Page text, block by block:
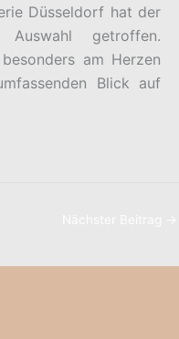
Düsseldorf hat der
getroffen.
am Herzen
Blick auf